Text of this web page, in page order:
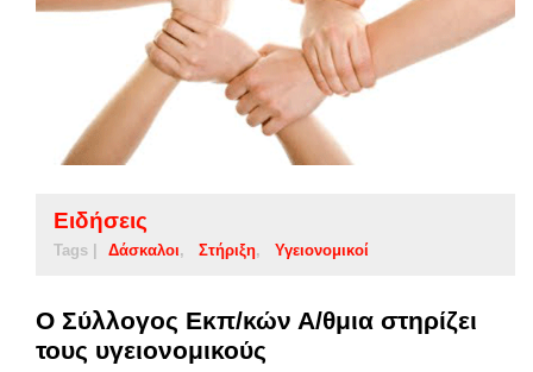
Ειδήσεις
Tags | Δάσκαλοι Στήριξη Υγειονομικοί
Ο Σύλλογος Εκπ/κών Α/θμια στηρίζει
τους υγειονομικούς